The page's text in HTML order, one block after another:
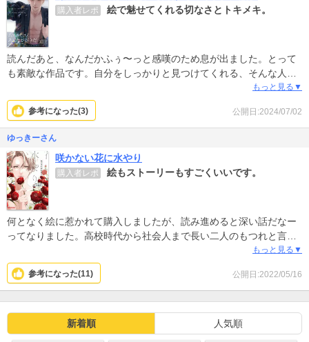
購入者レポ 絵で魅せてくれる切なさとトキメキ。
読んだあと、なんだかふぅ〜っと感嘆のため息が出ました。とって
も素敵な作品です。自分をしっかりと見つけてくれる、そんな人に
出会えたら、こんなに切ないけど幸せな恋ができるのかも。と、思
わせてくれる。それも作者様の絵の力も大きいです。表情や目に映
る世界等、漫画でしか表現できないと思います。満足できる上下巻
です。
もっと見る▼
公開日:2024/07/02
参考になった(3)
ゆっきーさん
咲かない花に水やり
購入者レポ 絵もストーリーもすごくいいです。
何となく絵に惹かれて購入しましたが、読み進めると深い話だなー
ってなりました。高校時代から社会人まで長い二人のもつれと言う
もっと見る▼
公開日:2022/05/16
参考になった(11)
新着順 人気順